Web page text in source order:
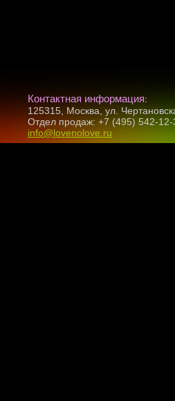
Контактная информация:
125315, Москва, ул.
Отдел продаж: +7 (495) 542-
info@lovenolove.ru